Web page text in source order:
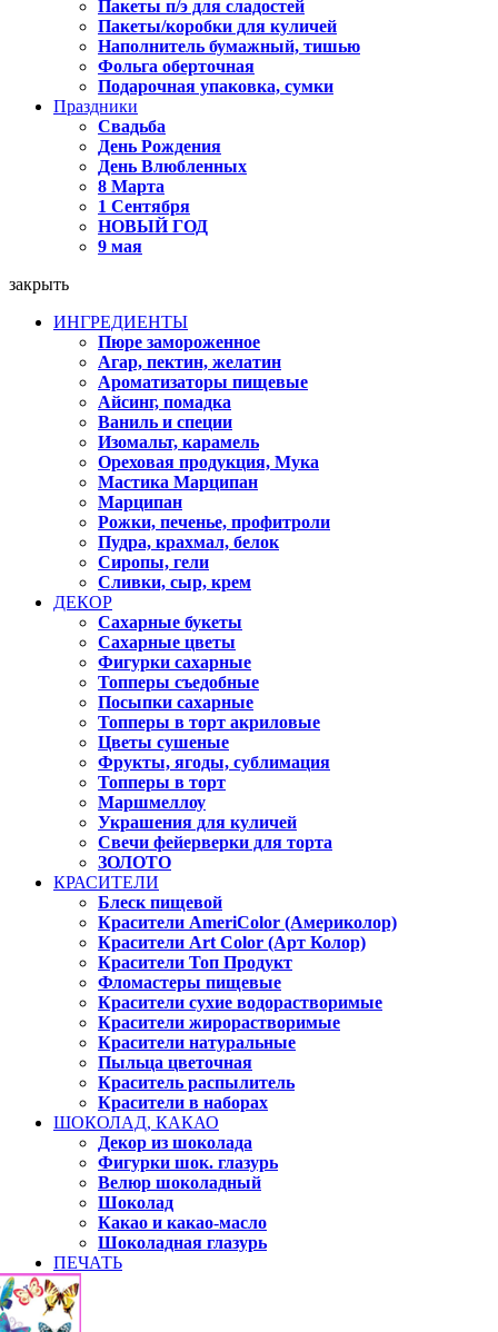
Пакеты п/э для сладостей
Пакеты/коробки для куличей
Наполнитель бумажный, тишью
Фольга оберточная
Подарочная упаковка, сумки
Праздники
Свадьба
День Рождения
День Влюбленных
8 Марта
1 Сентября
НОВЫЙ ГОД
9 мая
закрыть
ИНГРЕДИЕНТЫ
Пюре замороженное
Агар, пектин, желатин
Ароматизаторы пищевые
Айсинг, помадка
Ваниль и специи
Изомальт, карамель
Ореховая продукция, Мука
Мастика Марципан
Марципан
Рожки, печенье, профитроли
Пудра, крахмал, белок
Сиропы, гели
Сливки, сыр, крем
ДЕКОР
Сахарные букеты
Сахарные цветы
Фигурки сахарные
Топперы съедобные
Посыпки сахарные
Топперы в торт акриловые
Цветы сушеные
Фрукты, ягоды, сублимация
Топперы в торт
Маршмеллоу
Украшения для куличей
Свечи фейерверки для торта
ЗОЛОТО
КРАСИТЕЛИ
Блеск пищевой
Красители AmeriColor (Америколор)
Красители Art Color (Арт Колор)
Красители Топ Продукт
Фломастеры пищевые
Красители сухие водорастворимые
Красители жирорастворимые
Красители натуральные
Пыльца цветочная
Краситель распылитель
Красители в наборах
ШОКОЛАД, КАКАО
Декор из шоколада
Фигурки шок. глазурь
Велюр шоколадный
Шоколад
Какао и какао-масло
Шоколадная глазурь
ПЕЧАТЬ